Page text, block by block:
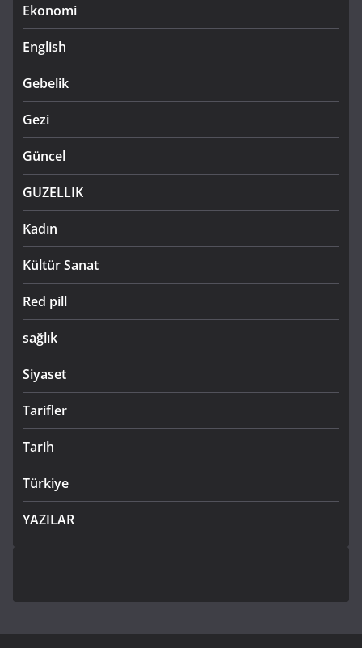
Ekonomi
English
Gebelik
Gezi
Güncel
GUZELLIK
Kadın
Kültür Sanat
Red pill
sağlık
Siyaset
Tarifler
Tarih
Türkiye
YAZILAR